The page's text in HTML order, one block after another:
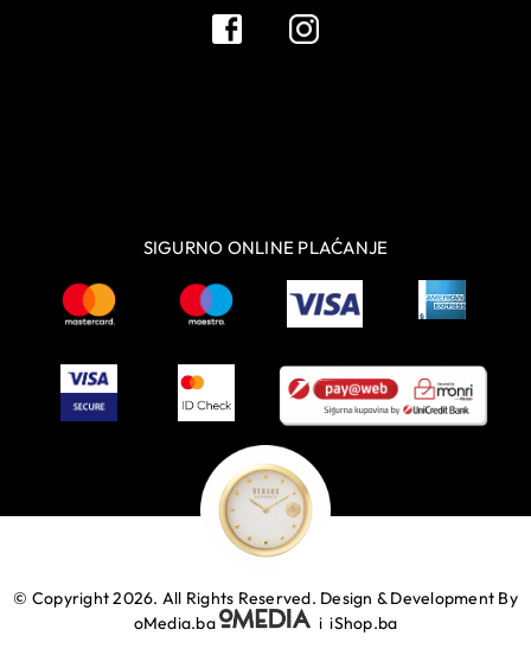
SIGURNO ONLINE PLAĆANJE
© Copyright 2026. All Rights Reserved. Design & Development By
oMedia.ba
iiShop.ba